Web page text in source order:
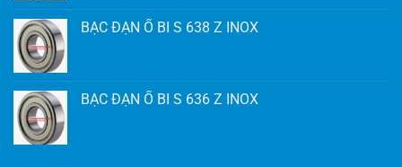
BẠC ĐẠN Ổ BI S 638 Z INOX
BẠC ĐẠN Ổ BI S 636 Z INOX